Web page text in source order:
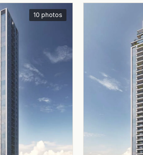
10 photos